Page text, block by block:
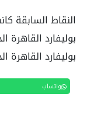
النقاط السابقة
بوليفارد
بوليفارد القاهرة
واتساب